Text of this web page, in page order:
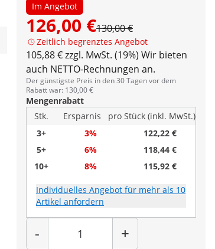
Im Angebot
126,00 €130,00 €
Zeitlich begrenztes Angebot
105,88 € zzgl. MwSt. (19%) Wir bieten
auch NETTO-Rechnungen an.
Der günstigste Preis in den 30 Tagen vor dem
Rabatt war: 130,00 €
Mengenrabatt
Stk.
Ersparnis
pro Stück (inkl. MwSt.)
3+
3%
122,22 €
5+
6%
118,44 €
10+
8% 115,92 €
Individuelles Angebot für mehr als 10
Artikel anfordern
-
Menge
+